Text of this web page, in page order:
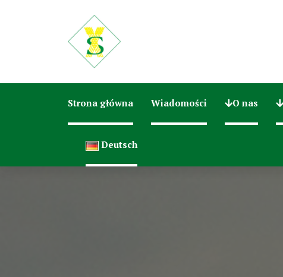
Strona główna Wiadomości O nas
Deutsch